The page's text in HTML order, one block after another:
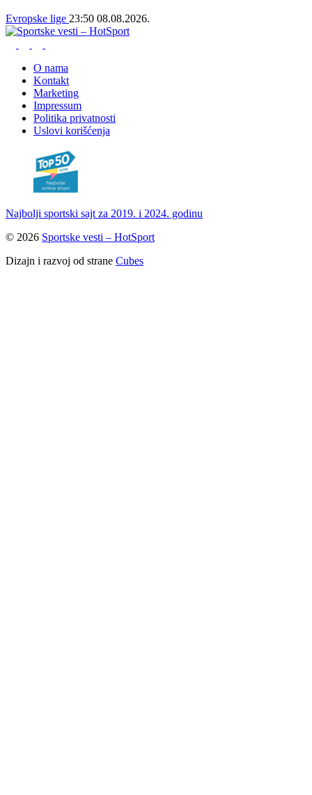
Evropske lige 23:50 08.08.2026.
O nama
Kontakt
Marketing
Impressum
Politika privatnosti
Uslovi korišćenja
Najbolji sportski sajt za 2019. i 2024. godinu
© 2026 Sportske vesti – HotSport
Dizajn i razvoj od strane Cubes